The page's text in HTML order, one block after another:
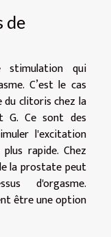
de
stimulation qui
C’est le cas
clitoris chez la
G. Ce sont des
l'excitation
rapide. Chez
la prostate peut
d'orgasme.
être une option